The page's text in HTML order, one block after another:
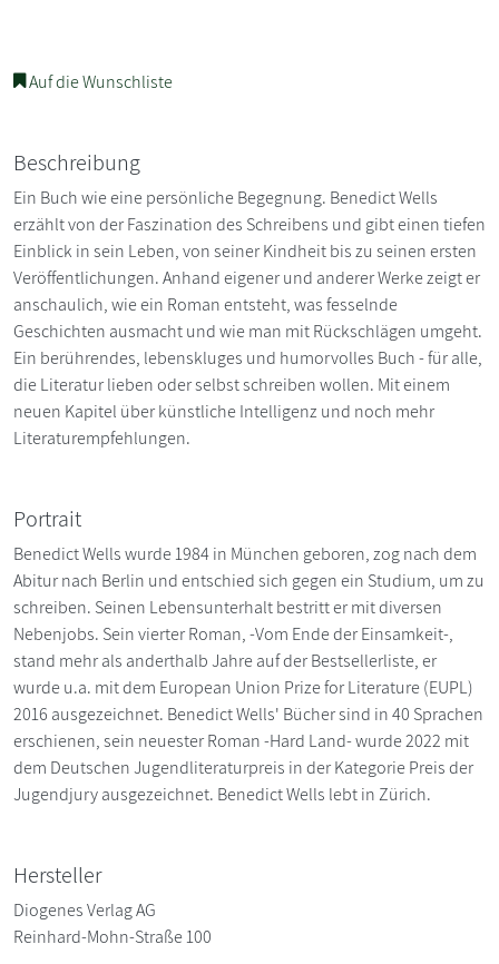
Auf die Wunschliste
Beschreibung
Ein Buch wie eine persönliche Begegnung. Benedict Wells
erzählt von der Faszination des Schreibens und gibt einen tiefen
Einblick in sein Leben, von seiner Kindheit bis zu seinen ersten
Veröffentlichungen. Anhand eigener und anderer Werke zeigt er
anschaulich, wie ein Roman entsteht, was fesselnde
Geschichten ausmacht und wie man mit Rückschlägen umgeht.
Ein berührendes, lebenskluges und humorvolles Buch - für alle,
die Literatur lieben oder selbst schreiben wollen. Mit einem
neuen Kapitel über künstliche Intelligenz und noch mehr
Literaturempfehlungen.
Portrait
Benedict Wells wurde 1984 in München geboren, zog nach dem
Abitur nach Berlin und entschied sich gegen ein Studium, um zu
schreiben. Seinen Lebensunterhalt bestritt er mit diversen
Nebenjobs. Sein vierter Roman, -Vom Ende der Einsamkeit-,
stand mehr als anderthalb Jahre auf der Bestsellerliste, er
wurde u.a. mit dem European Union Prize for Literature (EUPL)
2016 ausgezeichnet. Benedict Wells' Bücher sind in 40 Sprachen
erschienen, sein neuester Roman -Hard Land- wurde 2022 mit
dem Deutschen Jugendliteraturpreis in der Kategorie Preis der
Jugendjury ausgezeichnet. Benedict Wells lebt in Zürich.
Hersteller
Diogenes Verlag AG
Reinhard-Mohn-Straße 100